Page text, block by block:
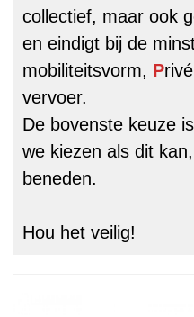
collectief, maar ook
en eindigt bij de
mobiliteitsvorm, P
vervoer.
De bovenste keuze
we kiezen als dit
beneden.
Hou het veilig!